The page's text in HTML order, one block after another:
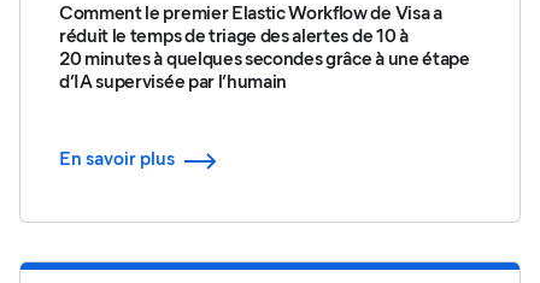
Comment le premier Elastic Workflow de Visa a
réduit le temps de triage des alertes de 10 à
20 minutes à quelques secondes grâce à une étape
d’IA supervisée par l’humain
En savoir plus